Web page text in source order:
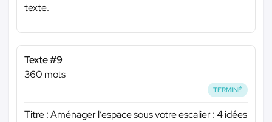
texte.
Texte #9
360 mots
TERMINÉ
Titre : Aménager l’espace sous votre escalier : 4 idées